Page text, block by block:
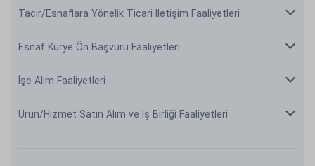
Tacir/Esnaflara Yönelik Ticari İletişim Faaliyetleri
Esnaf Kurye Ön Başvuru Faaliyetleri
İşe Alım Faaliyetleri
Ürün/Hizmet Satın Alım ve İş Birliği Faaliyetleri